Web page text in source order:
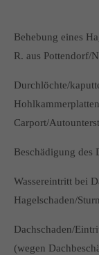
Behebung eines
R. aus Pottendorf/
Durchlöchte/
Carport/
Beschädigung des
Wassereintritt bei
Hagelschaden/
Dachschaden/
(wegen